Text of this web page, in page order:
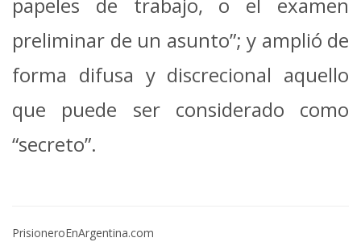
papeles de trabajo, o el examen
preliminar de un asunto”; y amplió de
forma difusa y discrecional aquello
que puede ser considerado como
“secreto”.
PrisioneroEnArgentina.com